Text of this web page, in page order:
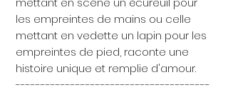
les empreintes de mains ou celle
mettant en vedette un lapin pour les
empreintes de pied, raconte une
histoire unique et remplie d'amour.
---------------------------------------